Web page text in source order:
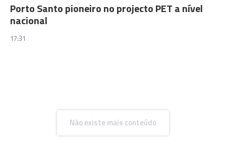
Porto Santo pioneiro no projecto PET a nível
nacional
17:31
Não existe mais conteúdo